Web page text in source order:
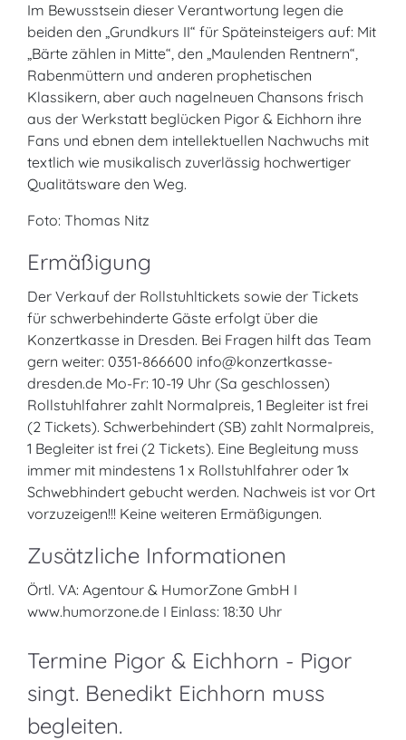
Im Bewusstsein dieser Verantwortung legen die
beiden den „Grundkurs II“ für Späteinsteigers auf: Mit
„Bärte zählen in Mitte“, den „Maulenden Rentnern“,
Rabenmüttern und anderen prophetischen
Klassikern, aber auch nagelneuen Chansons frisch
aus der Werkstatt beglücken Pigor & Eichhorn ihre
Fans und ebnen dem intellektuellen Nachwuchs mit
textlich wie musikalisch zuverlässig hochwertiger
Qualitätsware den Weg.
Foto: Thomas Nitz
Ermäßigung
Der Verkauf der Rollstuhltickets sowie der Tickets
für schwerbehinderte Gäste erfolgt über die
Konzertkasse in Dresden. Bei Fragen hilft das Team
gern weiter: 0351-866600 info@konzertkasse-
dresden.de Mo-Fr: 10-19 Uhr (Sa geschlossen)
Rollstuhlfahrer zahlt Normalpreis, 1 Begleiter ist frei
(2 Tickets). Schwerbehindert (SB) zahlt Normalpreis,
1 Begleiter ist frei (2 Tickets). Eine Begleitung muss
immer mit mindestens 1 x Rollstuhlfahrer oder 1x
Schwebhindert gebucht werden. Nachweis ist vor Ort
vorzuzeigen!!! Keine weiteren Ermäßigungen.
Zusätzliche Informationen
Örtl. VA: Agentour & HumorZone GmbH I
www.humorzone.de I Einlass: 18:30 Uhr
Termine Pigor & Eichhorn - Pigor
singt. Benedikt Eichhorn muss
begleiten.